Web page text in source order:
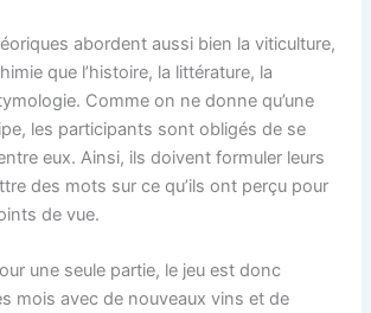
abordent aussi bien la viticulture,
que l’histoire, la littérature, la
Comme on ne donne qu’une
les participants sont obligés de se
eux. Ainsi, ils doivent formuler leurs
des mots sur ce qu’ils ont perçu pour
de vue.
une seule partie, le jeu est donc
mois avec de nouveaux vins et de